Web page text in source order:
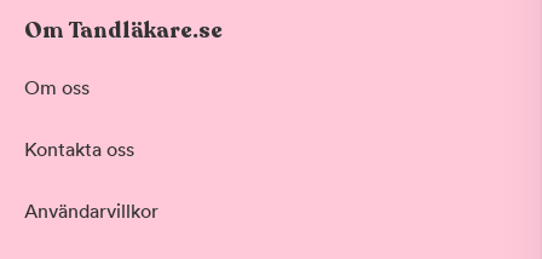
Vid värk, olyckor och akuta besvär
Om Tandläkare.se
Om oss
Kontakta oss
Användarvillkor